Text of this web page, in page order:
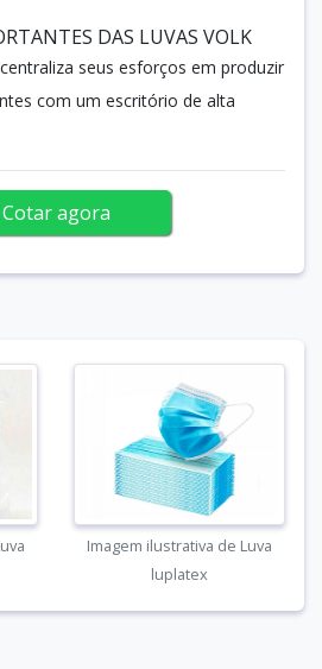
DAS LUVAS VOLK
seus esforços em produzir
com um escritório de alta
Cotar agora
Imagem ilustrativa de Luva
luplatex